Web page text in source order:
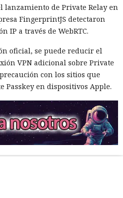
lanzamiento de Private Relay en
FingerprintJS detectaron
IP a través de WebRTC.
oficial, se puede reducir el
VPN adicional sobre Private
con los sitios que
Passkey en dispositivos Apple.